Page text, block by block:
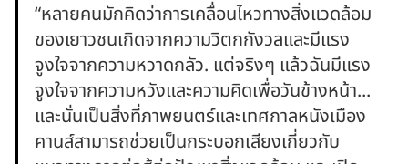
“หลายคนมักคิดว่าการเคลื่อนไหวทางสิ่งแวดล้อม
ของเยาวชนเกิดจากความวิตกกังวลและมีแรง
จูงใจจากความหวาดกลัว. แต่จริงๆ แล้วฉันมีแรง
จูงใจจากความหวังและความคิดเพื่อวันข้างหน้า...
และนั่นเป็นสิ่งที่ภาพยนตร์และเทศกาลหนังเมือง
คานส์สามารถช่วยเป็นกระบอกเสียงเกี่ยวกับ